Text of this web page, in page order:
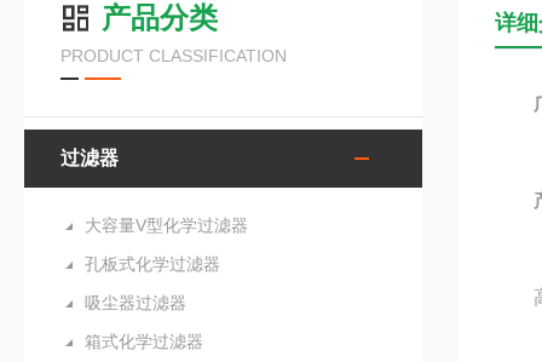
产品分类
PRODUCT CLASSIFICATION
过滤器
大容量V型化学过滤器
孔板式化学过滤器
吸尘器过滤器
箱式化学过滤器
详
产
高